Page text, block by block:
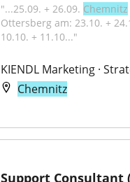
"...25.09. + 26.09. Chemnitz
Ottersberg am: 23.10. +
10.10. + 11.10..."
KIENDL Marketing ·
Chemnitz
Support Consultant